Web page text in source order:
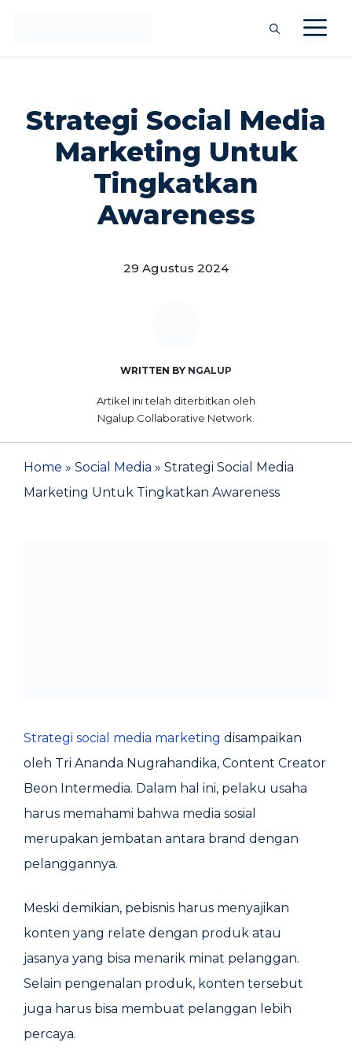
isi
Strategi Social Media
Marketing Untuk
Tingkatkan
Awareness
29 Agustus 2024
WRITTEN BY NGALUP
Artikel ini telah diterbitkan oleh
Ngalup Collaborative Network.
Home » Social Media » Strategi Social Media
Marketing Untuk Tingkatkan Awareness
Strategi social media marketing disampaikan
oleh Tri Ananda Nugrahandika, Content Creator
Beon Intermedia. Dalam hal ini, pelaku usaha
harus memahami bahwa media sosial
merupakan jembatan antara brand dengan
pelanggannya.
Meski demikian, pebisnis harus menyajikan
konten yang relate dengan produk atau
jasanya yang bisa menarik minat pelanggan.
Selain pengenalan produk, konten tersebut
juga harus bisa membuat pelanggan lebih
percaya.